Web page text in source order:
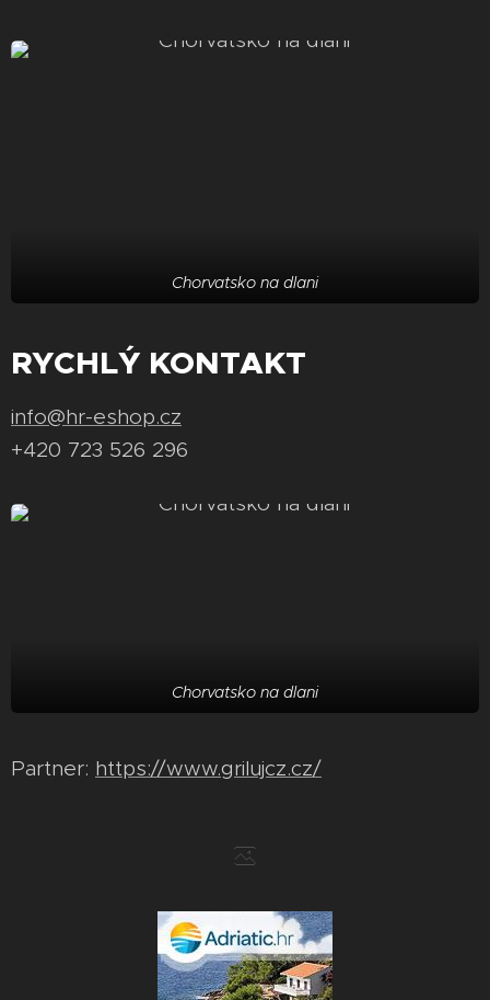
Chorvatsko na dlani
RYCHLÝ KONTAKT
info@hr-eshop.cz
+420 723 526 296
Chorvatsko na dlani
Partner: https://www.grilujcz.cz/